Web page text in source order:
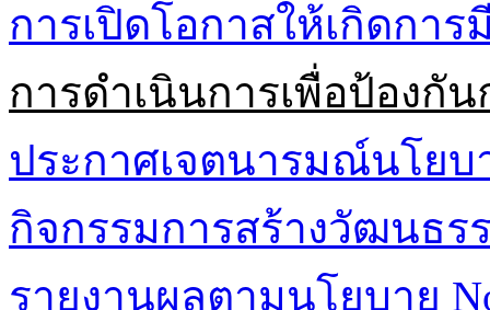
การเปิดโอกาสให้เกิดกา
การดำเนินการเพื่อป้องกั
ประกาศเจตนารมณ์นโยบ
กิจกรรมการสร้างวัฒนธร
รายงานผลตามนโยบาย